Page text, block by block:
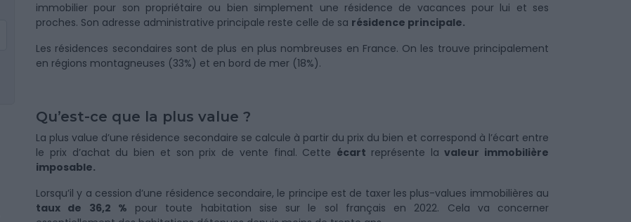
immobilier pour son propriétaire ou bien simplement une résidence de vacances pour lui et ses
proches. Son adresse administrative principale reste celle de sa résidence principale.
Les résidences secondaires sont de plus en plus nombreuses en France. On les trouve principalement
en régions montagneuses (33%) et en bord de mer (18%).
Qu’est-ce que la plus value ?
La plus value d’une résidence secondaire se calcule à partir du prix du bien et correspond à l’écart entre
le prix d’achat du bien et son prix de vente final. Cette écart représente lavaleur immobilière
imposable.
Lorsqu’il y a cession d’une résidence secondaire, le principe est de taxer les plus-values immobilières au
taux de 36,2 % pour toute habitation sise sur le sol français en 2022. Cela va concerner